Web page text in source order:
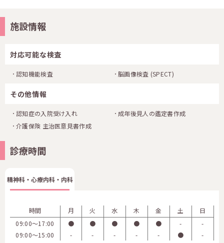
施設情報
対応可能な検査
認知機能検査 脳画像検査 (SPECT)
その他情報
認知症の入院受け入れ
成年後見人の鑑定書作成
介護保険 主治医意見書作成
診療時間
精神科・心療内科・内科
時間 月 火 水 木 金 土
日
09:00〜17:00
● ● ● ● ● -
-
09:00〜15:00
- - - - - ● -